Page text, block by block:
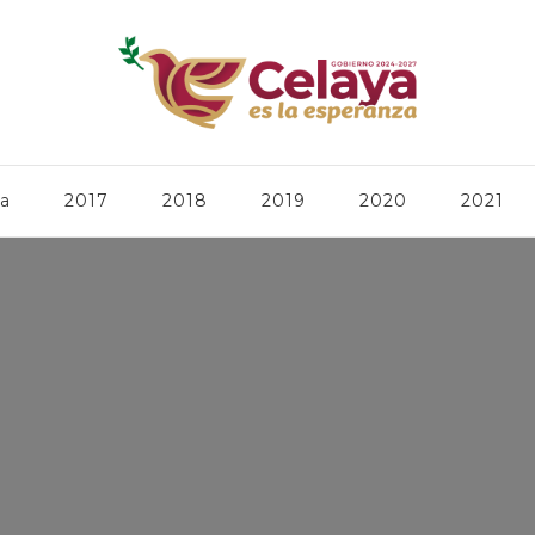
2017 2018 2019 2020 2021